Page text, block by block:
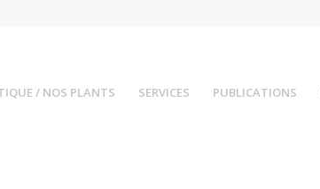
/ NOS PLANTS SERVICES PUBLICATIONS